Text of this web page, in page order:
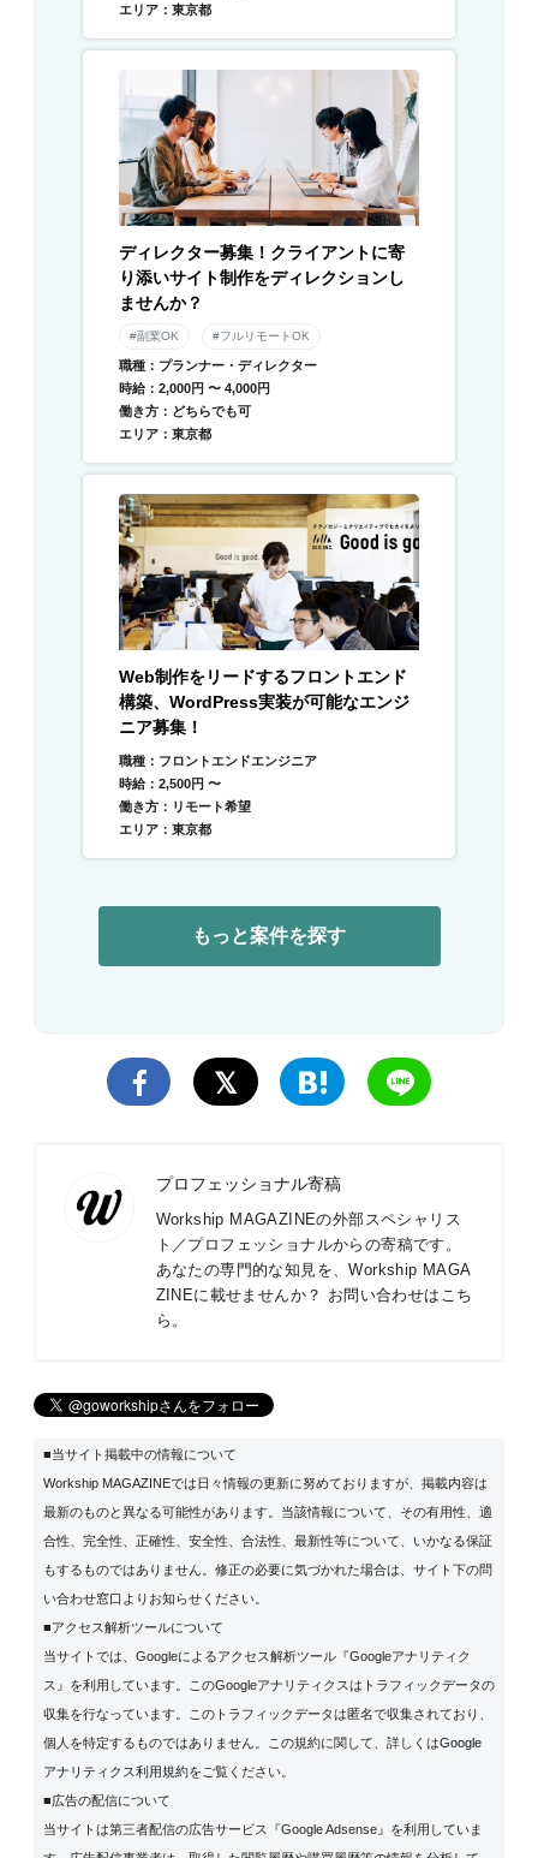
エリア：東京都
ディレクター募集！クライアントに寄
り添いサイト制作をディレクションし
ませんか？
#副業OK #フルリモートOK
職種：プランナー・ディレクター
時給：2,000円 〜 4,000円
働き方：どちらでも可
エリア：東京都
Web制作をリードするフロントエンド
構築、WordPress実装が可能なエンジ
ニア募集！
職種：フロントエンドエンジニア
時給：2,500円 〜
働き方：リモート希望
エリア：東京都
もっと案件を探す
プロフェッショナル寄稿
Workship MAGAZINEの外部スペシャリス
ト／プロフェッショナルからの寄稿です。
あなたの専門的な知見を、Workship MAGA
ZINEに載せませんか？ お問い合わせはこち
ら 。
■当サイト掲載中の情報について
Workship MAGAZINEでは日々情報の更新に努めておりますが、掲載内容は
最新のものと異なる可能性があります。当該情報について、その有用性、適
合性、完全性、正確性、安全性、合法性、最新性等について、いかなる保証
もするものではありません。修正の必要に気づかれた場合は、サイト下の問
い合わせ窓口よりお知らせください。
■アクセス解析ツールについて
当サイトでは、Googleによるアクセス解析ツール『Googleアナリティク
ス』を利用しています。このGoogleアナリティクスはトラフィックデータの
収集を行なっています。このトラフィックデータは匿名で収集されており、
個人を特定するものではありません。この規約に関して、詳しくはGoogle
アナリティクス利用規約をご覧ください。
■広告の配信について
当サイトは第三者配信の広告サービス『Google Adsense』を利用していま